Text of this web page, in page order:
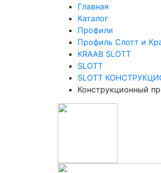
Главная
Каталог
Профили
Профиль Слотт и
KRAAB SLOTT
SLOTT
SLOTT
Конструкционный